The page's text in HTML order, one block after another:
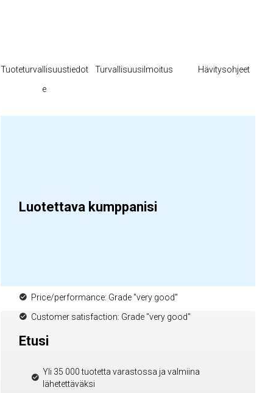
Tuoteturvallisuustiedot
e
Turvallisuusilmoitus Hävitysohjeet
Luotettava kumppanisi
Price/performance: Grade "very good"
Customer satisfaction: Grade "very good"
Etusi
Yli 35 000 tuotetta varastossa ja valmiina
lähetettäväksi